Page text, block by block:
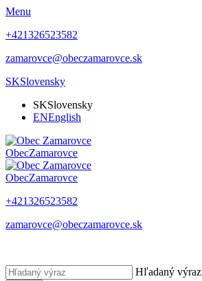
Menu
+421326523582
zamarovce@obeczamarovce.sk
SKSlovensky
SKSlovensky
ENEnglish
ObecZamarovce
ObecZamarovce
+421326523582
zamarovce@obeczamarovce.sk
Hľadaný výraz